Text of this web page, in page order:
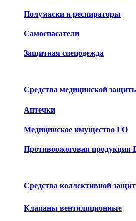
Полумаски и респираторы
Самоспасатели
Защитная спецодежда
Средства медицинской
Аптечки
Медицинское имущество ГО
Противоожоговая продукция
Средства коллективной
Клапаны вентиляционные